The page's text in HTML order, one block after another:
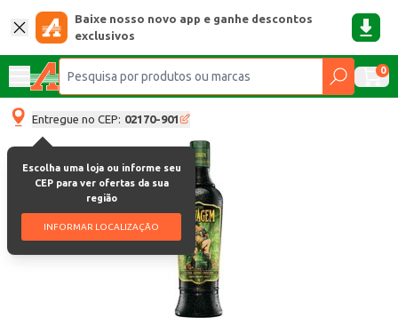
Baixe nosso novo app e ganhe descontos
exclusivos
0
Entregue no CEP: 02170-901
Escolha uma loja ou informe seu
CEP para ver ofertas da sua
região
INFORMAR LOCALIZAÇÃO